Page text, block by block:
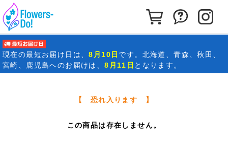
カートを見る
お問い合
現在の最短お届け日 は、8月10日 です。北海道、青森、秋田、
宮崎、鹿児島へのお届けは、8月11日 となります。
【 恐れ入ります 】
この商品は存在しません。